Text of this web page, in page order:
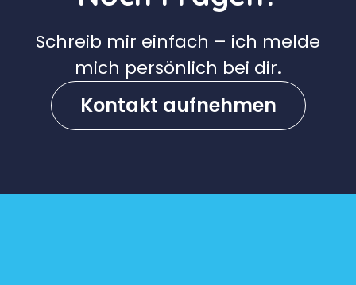
Schreib mir einfach – ich melde
mich persönlich bei dir.
Kontakt aufnehmen